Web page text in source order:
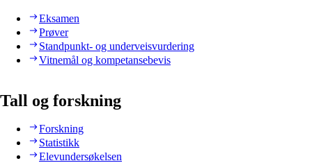
Eksamen
Prøver
Standpunkt- og underveisvurdering
Vitnemål og kompetansebevis
Tall og forskning
Forskning
Statistikk
Elevundersøkelsen